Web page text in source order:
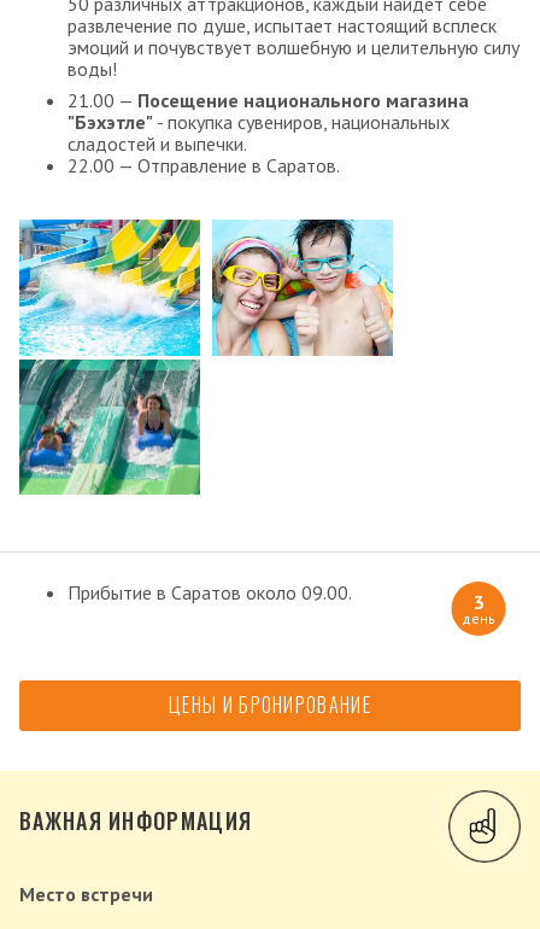
развлечение по душе, испытает настоящий всплеск
эмоций и почувствует волшебную и целительную силу
воды!
21.00 — Посещение национального магазина
"Бэхэтле" - покупка сувениров, национальных
сладостей и выпечки.
22.00 — Отправление в Саратов.
3
день
Прибытие в Саратов около 09.00.
ЦЕНЫ И БРОНИРОВАНИЕ
ВАЖНАЯ ИНФОРМАЦИЯ
Место встречи